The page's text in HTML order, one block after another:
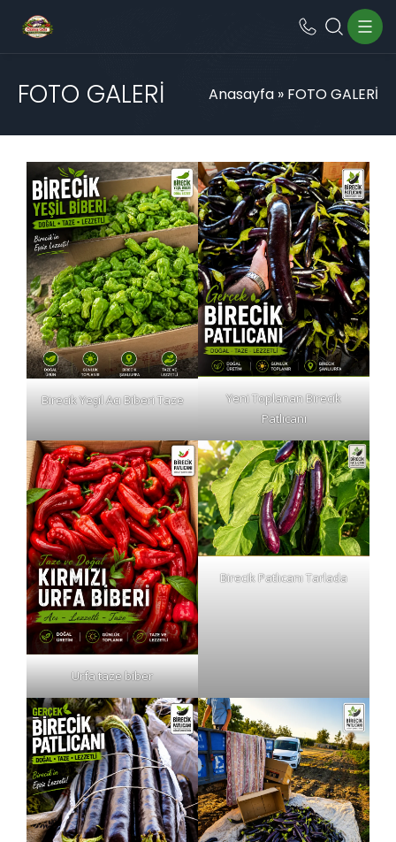
FOTO GALERİ Anasayfa » FOTO GALERİ
Birecik Yeşil Acı Biberi Taze
Yeni Toplanan Birecik
Patlıcanı
Urfa taze biber
Birecik Patlıcanı Tarlada